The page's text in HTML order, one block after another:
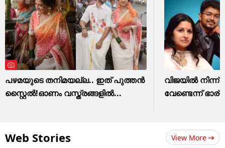
പഴമയുടെ തനിമയല്ല.. ഇത് പുത്തൻ
സ്റ്റൈൽ!ഓണം വസ്ത്രങ്ങളിൽ...
വിജയിൽ നിന്ന്
വേണ്ടെന്ന്
Web Stories View More